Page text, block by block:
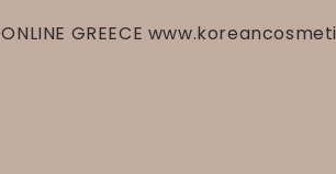
ONLINE GREECE